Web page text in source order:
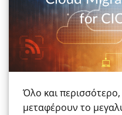
Όλο και
μεταφέρουν το